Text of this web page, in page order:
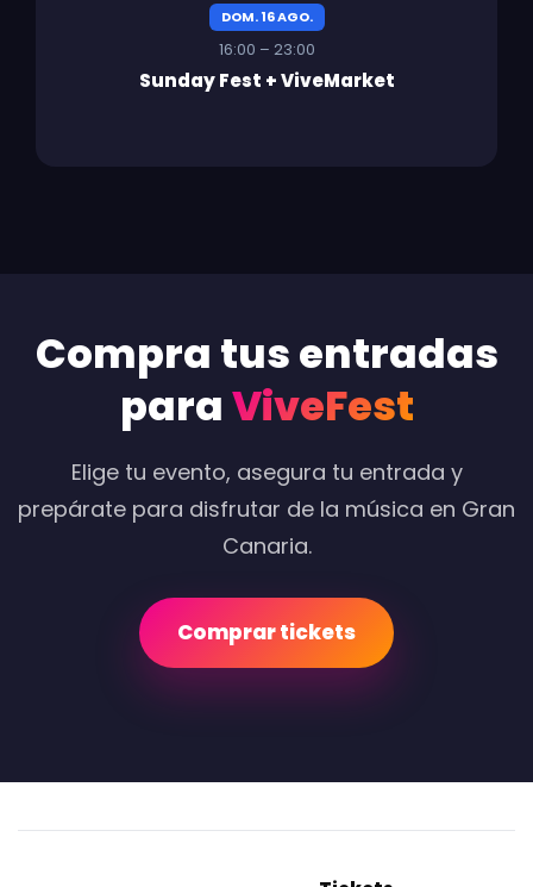
DOM. 16 AGO.
16:00 – 23:00
Sunday Fest + ViveMarket
Compra tus entradas
paraViveFest
Elige tu evento, asegura tu entrada y
prepárate para disfrutar de la música en Gran
Canaria.
Comprar tickets